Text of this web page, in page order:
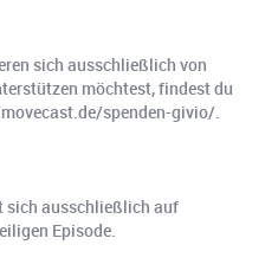
sich ausschließlich von
möchtest, findest du
spenden-givio/.
sich ausschließlich auf
Episode.